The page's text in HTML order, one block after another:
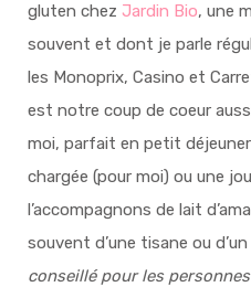
gluten chez Jardin Bio, une
souvent et dont je parle
les Monoprix, Casino et
est notre coup de coeur
moi, parfait en petit
chargée (pour moi) ou une
l’accompagnons de lait
souvent d’une tisane ou
conseillé pour les